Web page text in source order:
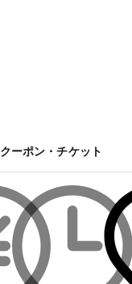
クーポン・チケット